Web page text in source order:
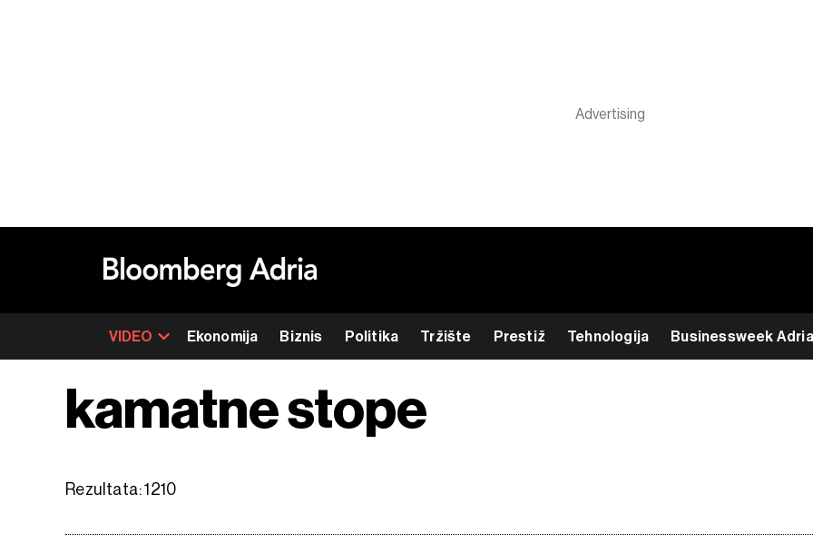
VIDEO Ekonomija Biznis Politika Tržište Prestiž Tehnologija Businessweek Adria
kamatne stope
Rezultata: 1210